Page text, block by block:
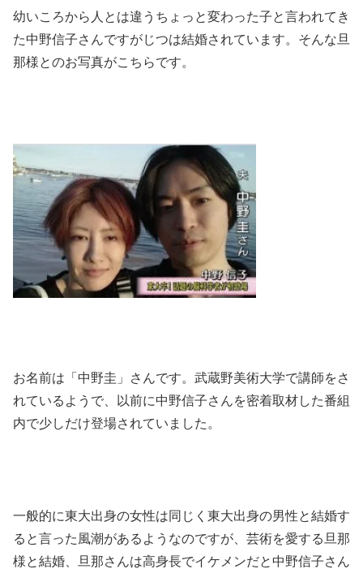
幼いころから人とは違うちょっと変わった子と言われてき
た中野信子さんですがじつは結婚されています。そんな旦
那様とのお写真がこちらです。
お名前は「中野圭」さんです。武蔵野美術大学で講師をさ
れているようで、以前に中野信子さんを密着取材した番組
内で少しだけ登場されていました。
一般的に東大出身の女性は同じく東大出身の男性と結婚す
ると言った風潮があるようなのですが、芸術を愛する旦那
様と結婚、旦那さんは高身長でイケメンだと中野信子さん